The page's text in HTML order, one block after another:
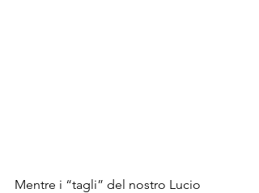
Mentre i “tagli” del nostro Lucio